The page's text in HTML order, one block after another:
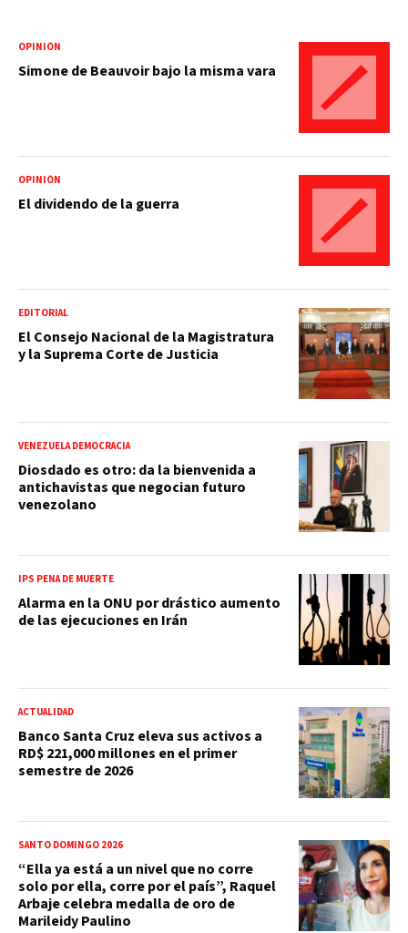
OPINIÓN
Simone de Beauvoir bajo la misma vara
OPINIÓN
El dividendo de la guerra
EDITORIAL
El Consejo Nacional de la Magistratura
y la Suprema Corte de Justicia
VENEZUELA DEMOCRACIA
Diosdado es otro: da la bienvenida a
antichavistas que negocian futuro
venezolano
IPS PENA DE MUERTE
Alarma en la ONU por drástico aumento
de las ejecuciones en Irán
ACTUALIDAD
Banco Santa Cruz eleva sus activos a
RD$ 221,000 millones en el primer
semestre de 2026
SANTO DOMINGO 2026
“Ella ya está a un nivel que no corre
solo por ella, corre por el país”, Raquel
Arbaje celebra medalla de oro de
Marileidy Paulino